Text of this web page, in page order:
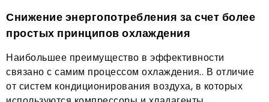
Снижение энергопотребления за счет более
простых принципов охлаждения
Наибольшее преимущество в эффективности
связано с самим процессом охлаждения.. В отличие
от систем кондиционирования воздуха, в которых